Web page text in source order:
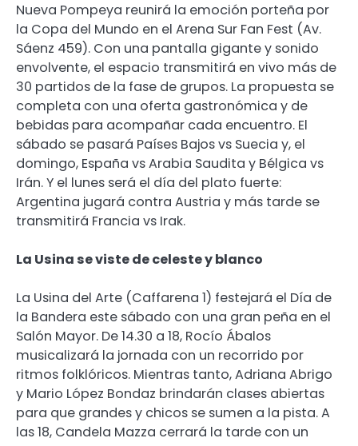
Nueva Pompeya reunirá la emoción porteña por
la Copa del Mundo en el Arena Sur Fan Fest (Av.
Sáenz 459). Con una pantalla gigante y sonido
envolvente, el espacio transmitirá en vivo más de
30 partidos de la fase de grupos. La propuesta se
completa con una oferta gastronómica y de
bebidas para acompañar cada encuentro. El
sábado se pasará Países Bajos vs Suecia y, el
domingo, España vs Arabia Saudita y Bélgica vs
Irán. Y el lunes será el día del plato fuerte:
Argentina jugará contra Austria y más tarde se
transmitirá Francia vs Irak.
La Usina se viste de celeste y blanco
La Usina del Arte (Caffarena 1) festejará el Día de
la Bandera este sábado con una gran peña en el
Salón Mayor. De 14.30 a 18, Rocío Ábalos
musicalizará la jornada con un recorrido por
ritmos folklóricos. Mientras tanto, Adriana Abrigo
y Mario López Bondaz brindarán clases abiertas
para que grandes y chicos se sumen a la pista. A
las 18, Candela Mazza cerrará la tarde con un